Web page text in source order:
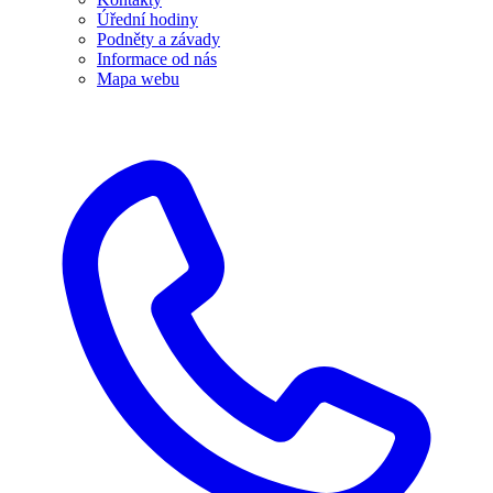
Úřední hodiny
Podněty a závady
Informace od nás
Mapa webu